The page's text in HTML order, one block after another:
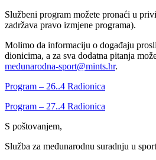
Službeni program možete pronaći u
zadržava pravo izmjene programa).
Molimo da informaciju o događaju
dionicima, a za sva dodatna pitanja
medunarodna-sport@mints.hr.
Program – 26..4 Radionica
Program – 27..4 Radionica
S poštovanjem,
Služba za međunarodnu suradnju u